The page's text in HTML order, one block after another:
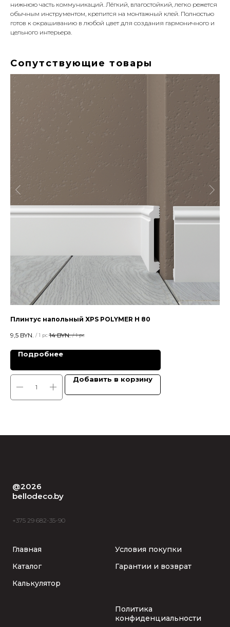
нижнюю часть коммуникаций. Лёгкий, влагостойкий, легко режется
обычным инструментом, крепится на монтажный клей. Полностью
готов к окрашиванию в любой цвет для создания гармоничного и
цельного интерьера.
Сопутствующие товары
Плинтус напольный XPS POLYMER Н 80
9,5 BYN. / 1 pc 14 BYN. / 1 pc
Подробнее
Добавить в корзину
@2026
bellodeco.by
+375 29 682-35-90
Главная
Каталог
Калькулятор
Условия покупки
Гарантии и возврат
Политика
конфиденциальности